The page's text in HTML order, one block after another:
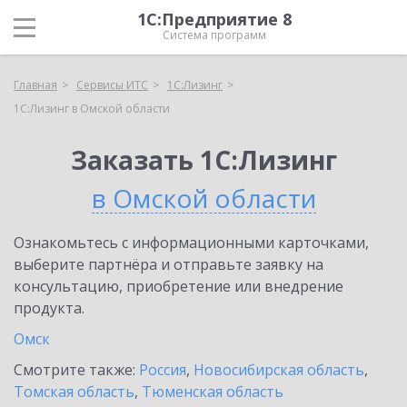
1С:Предприятие 8
Система программ
Главная Сервисы ИТС
1С:Лизинг
1С:Лизинг в Омской области
Заказать 1С:Лизинг
в Омской области
Ознакомьтесь с информационными карточками,
выберите партнёра и отправьте заявку на
консультацию, приобретение или внедрение
продукта.
Омск
Смотрите также: Россия, Новосибирская область,
Томская область, Тюменская область